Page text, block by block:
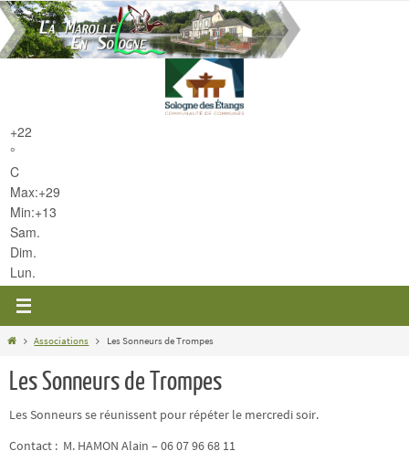
Passer
vers
le
+22
°
C
Max:+29
Min:+13
Sam.
Dim.
Lun.
HomeAssociations Les Sonneurs de Trompes
Les Sonneurs de Trompes
Les Sonneurs se réunissent pour répéter le mercredi soir.
Contact : M. HAMON Alain – 06 07 96 68 11